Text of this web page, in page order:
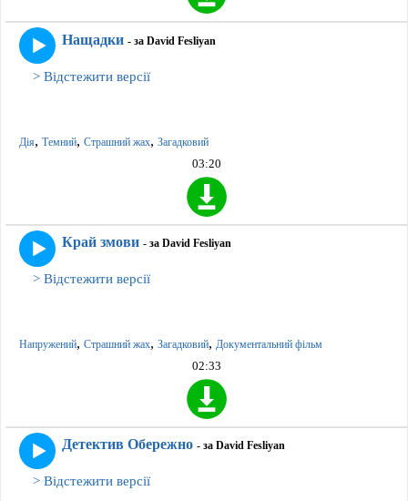
Нащадки - за David Fesliyan
> Відстежити версії
Дія, Темний, Страшний жах, Загадковий
03:20
Край змови - за David Fesliyan
> Відстежити версії
Напружений, Страшний жах, Загадковий, Документальний фільм
02:33
Детектив Обережно - за David Fesliyan
> Відстежити версії